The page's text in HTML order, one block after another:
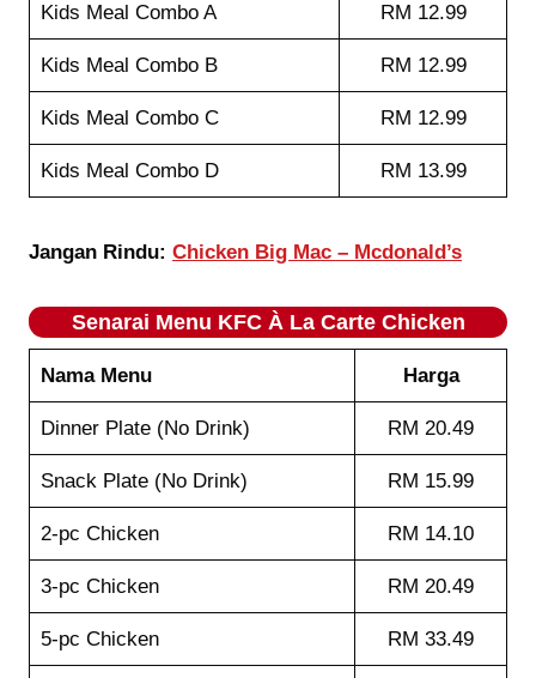
Kids Meal Combo A RM 12.99
Kids Meal Combo B RM 12.99
Kids Meal Combo C RM 12.99
Kids Meal Combo D RM 13.99
Jangan Rindu: Chicken Big Mac – Mcdonald’s
Senarai Menu KFC À La Carte Chicken
Nama Menu Harga
Dinner Plate (No Drink) RM 20.49
Snack Plate (No Drink) RM 15.99
2-pc Chicken RM 14.10
3-pc Chicken RM 20.49
5-pc Chicken RM 33.49